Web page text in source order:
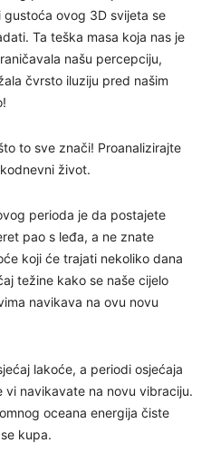
ovog 3D svijeta se
Ta teška masa koja nas je
našu percepciju,
čvrsto iluziju pred našim
to sve znači! Proanalizirajte
život.
perioda je da postajete
pao s leđa, a ne znate
koji će trajati nekoliko dana
težine kako se naše cijelo
navikava na ovu novu
lakoće, a periodi osjećaja
navikavate na novu vibraciju.
oceana energija čiste
kupa.